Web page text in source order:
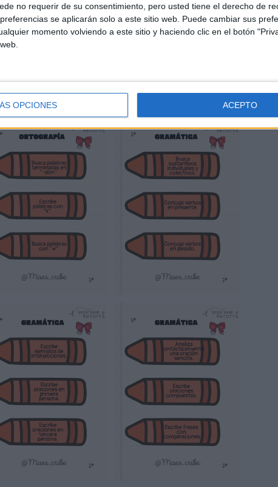
no requerir de su consentimiento, pero usted tiene el derecho de
se aplicarán solo a este sitio web. Puede cambiar sus
momento volviendo a este sitio y haciendo clic en el botón
OPCIONES ACEPTO